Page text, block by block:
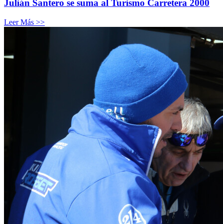
Julián Santero se suma al Turismo Carretera 2000
Leer Más >>